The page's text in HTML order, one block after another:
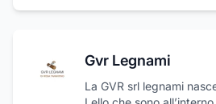
Gvr Legnami
La GVR srl legnami